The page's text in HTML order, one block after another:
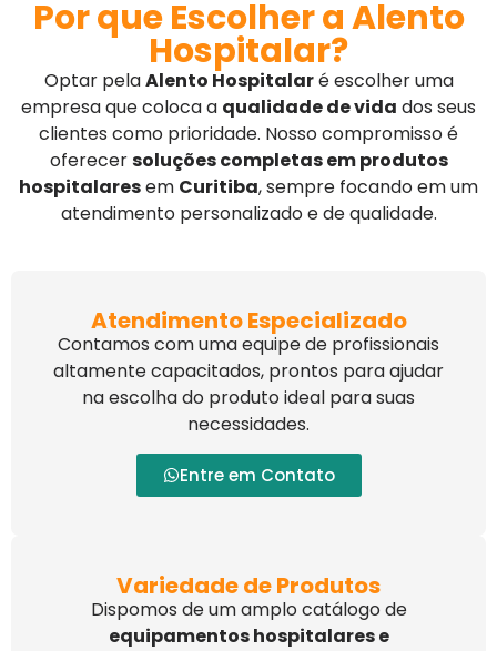
Por que Escolher a Alento
Hospitalar?
Optar pelaAlento Hospitalaré escolher uma
empresa que coloca a qualidade de vida dos seus
clientes como prioridade. Nosso compromisso é
oferecersoluções completas em produtos
hospitalaresem Curitiba, sempre focando em um
atendimento personalizado e de qualidade.
Atendimento Especializado
Contamos com uma equipe de profissionais
altamente capacitados, prontos para ajudar
na escolha do produto ideal para suas
necessidades.
Entre em Contato
Variedade de Produtos
Dispomos de um amplo catálogo de
equipamentos hospitalares e